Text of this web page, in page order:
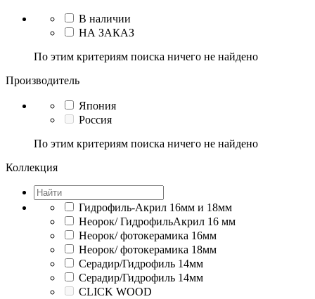
В наличии
НА ЗАКАЗ
По этим критериям поиска ничего не найдено
Производитель
Япония
Россия
По этим критериям поиска ничего не найдено
Коллекция
Гидрофиль-Акрил 16мм и 18мм
Неорок/ ГидрофильАкрил 16 мм
Неорок/ фотокерамика 16мм
Неорок/ фотокерамика 18мм
Серадир/Гидрофиль 14мм
Серадир/Гидрофиль 14мм
CLICK WOOD